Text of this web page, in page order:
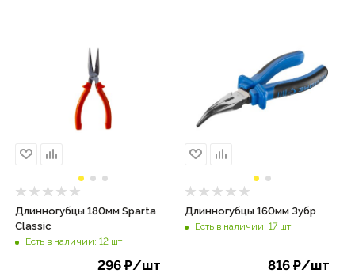
Длинногубцы 180мм Sparta
Classic
Есть в наличии: 12 шт
296₽/шт
Длинногубцы 160мм Зубр
Есть в наличии: 17 шт
816 ₽/шт